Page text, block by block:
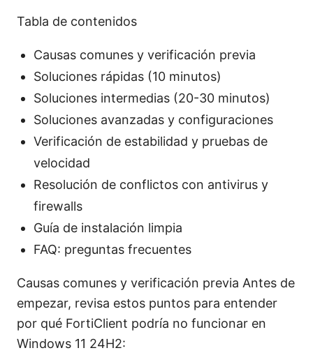
Tabla de contenidos
Causas comunes y verificación previa
Soluciones rápidas (10 minutos)
Soluciones intermedias (20-30 minutos)
Soluciones avanzadas y configuraciones
Verificación de estabilidad y pruebas de
velocidad
Resolución de conflictos con antivirus y
firewalls
Guía de instalación limpia
FAQ: preguntas frecuentes
Causas comunes y verificación previa Antes de
empezar, revisa estos puntos para entender
por qué FortiClient podría no funcionar en
Windows 11 24H2: